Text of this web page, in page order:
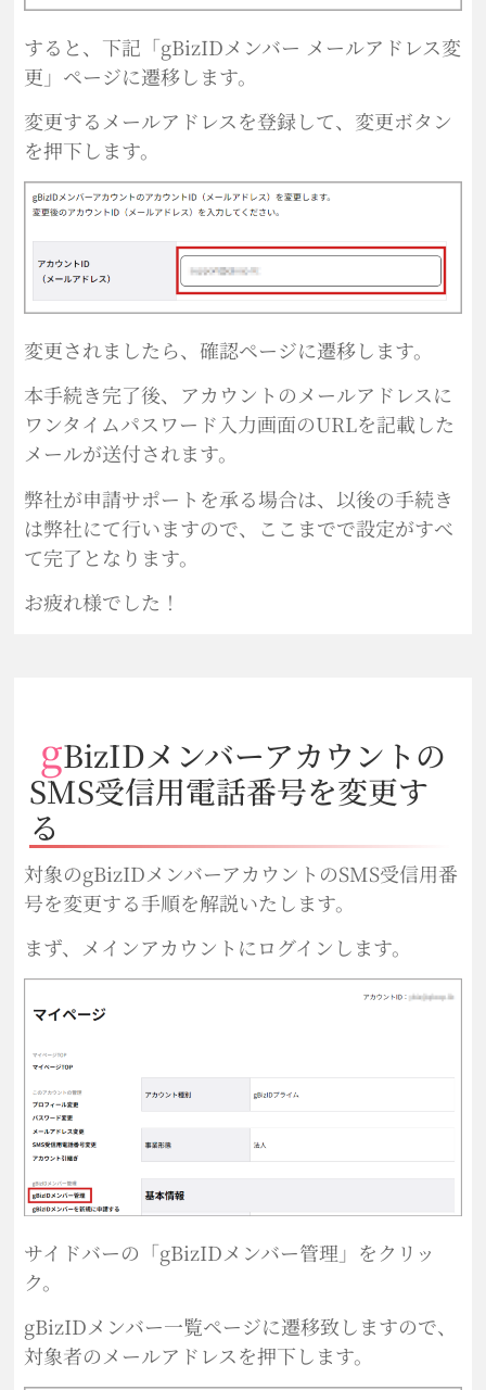
すると、下記「gBizIDメンバー メールアドレス変
更」ページに遷移します。
変更するメールアドレスを登録して、変更ボタン
を押下します。
変更されましたら、確認ページに遷移します。
本手続き完了後、アカウントのメールアドレスに
ワンタイムパスワード入力画面のURLを記載した
メールが送付されます。
弊社が申請サポートを承る場合は、以後の手続き
は弊社にて行いますので、ここまでで設定がすべ
て完了となります。
お疲れ様でした！
gBizIDメンバーアカウントの
SMS受信用電話番号を変更す
る
対象のgBizIDメンバーアカウントのSMS受信用番
号を変更する手順を解説いたします。
まず、メインアカウントにログインします。
サイドバーの「gBizIDメンバー管理」をクリッ
ク。
gBizIDメンバー一覧ページに遷移致しますので、
対象者のメールアドレスを押下します。